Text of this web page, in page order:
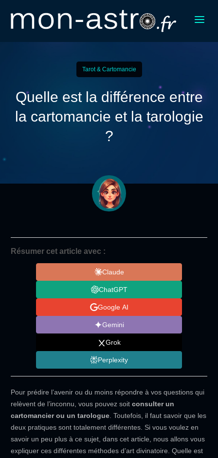
a
Tarot & Cartomancie
Quelle est la différence entre
la cartomancie et la tarologie
?
Résumer cet article avec :
Claude
ChatGPT
Google AI
Gemini
Grok
Perplexity
Pour prédire l’avenir ou du moins répondre à vos questions qui
relèvent de l’inconnu, vous pouvez soitconsulter un
cartomancier ou un tarologue. Toutefois, il faut savoir que les
deux pratiques sont totalement différentes. Si vous voulez en
savoir un peu plus à ce sujet, dans cet article, nous allons vous
expliquer ces différentes méthodes d’art divinatoire. Quelle est